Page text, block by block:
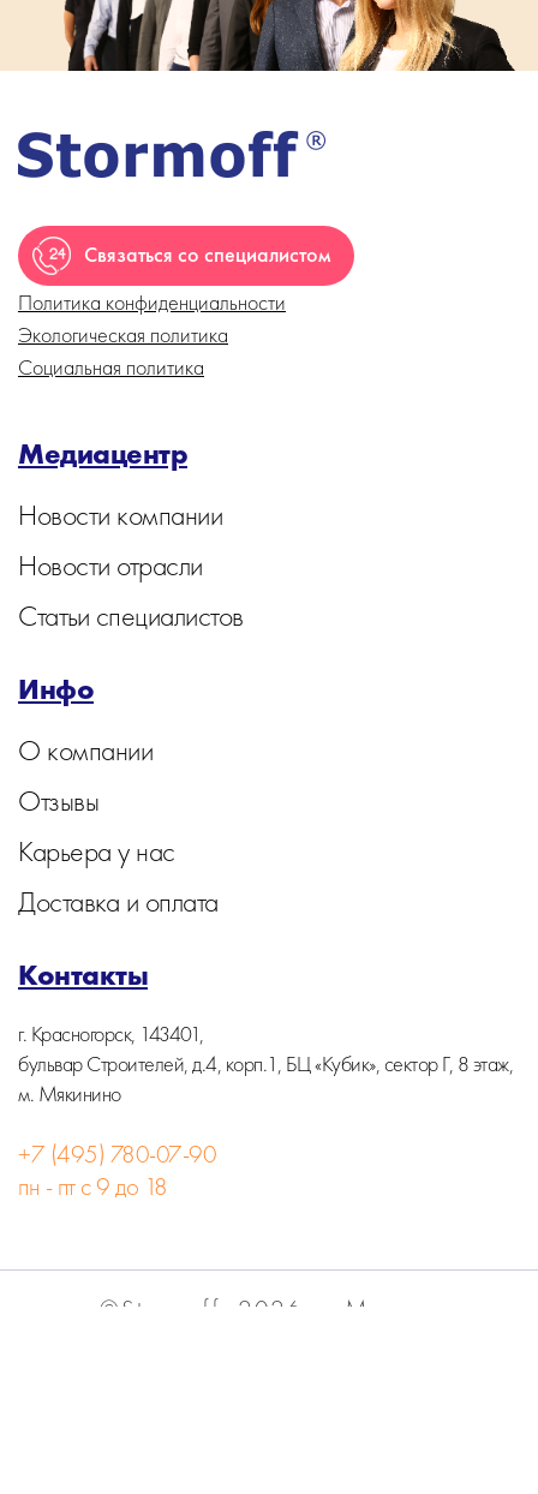
Связаться со специалистом
Политика конфиденциальности
Экологическая политика
Социальная политика
Медиацентр
Новости компании
Новости отрасли
Статьи специалистов
Инфо
О компании
Отзывы
Карьера у нас
Доставка и оплата
Контакты
г. Красногорск, 143401,
бульвар Строителей, д.4, корп.1, БЦ «Кубик», сектор Г, 8 этаж,
м. Мякинино
+7 (495) 780-07-90
пн - пт с 9 до 18
©Stormoff, 2026, г. Москва